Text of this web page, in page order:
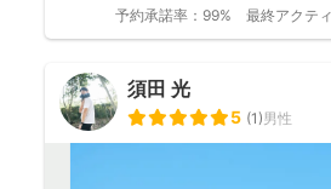
予約承諾率： 99% 最終アクテ
須田 光
5 (1)男性